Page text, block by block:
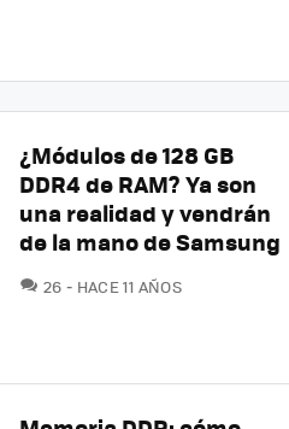
¿Módulos de 128 GB
DDR4 de RAM? Ya son
una realidad y vendrán
de la mano de Samsung
26 COMENTARIOS
HACE 11 AÑOS